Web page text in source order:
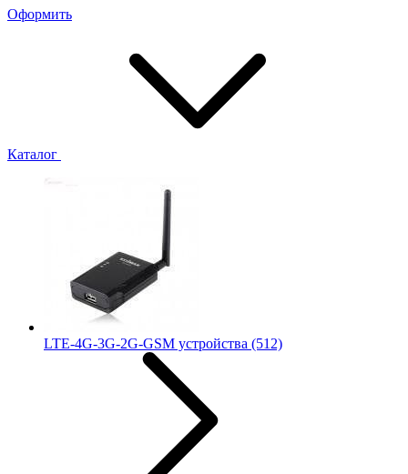
Оформить
Каталог
LTE-4G-3G-2G-GSM устройства (512)